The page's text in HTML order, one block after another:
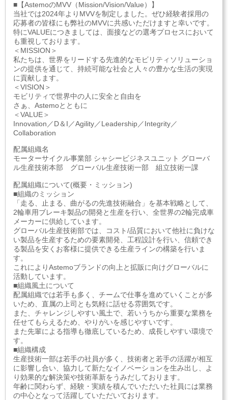
■【AstemoのMVV（Mission/Vision/Value）】
当社では2024年よりMVVを制定しました。ぜひ経験者採用の
応募者の皆様にも弊社のMVVに共感いただけますと幸いです。
特にVALUEにつきましては、面接などの選考プロセスにおいて
も重視しております。
＜MISSION＞
私たちは、世界をリードする先進的なモビリティソリューショ
ンの提供を通じて、持続可能な社会と人々の豊かな生活の実現
に貢献します。
＜VISION＞
モビリティで世界中の人に安全と自由を
さぁ、Astemoとともに
＜VALUE＞
Innovation／D＆I／Agility／Leadership／Integrity／
Collaboration
配属組織名
モーターサイクル事業部 シャシービジネスユニット グローバ
ル生産技術本部 グローバル生産技術一部 組立技術一課
配属組織について(概要・ミッション)
■組織のミッション
「走る、止まる、曲がるの先進技術融合」を基本戦略として、
2輪車用ブレーキ製品の開発と生産を行い、全世界の2輪完成車
メーカーに供給しています。
グローバル生産技術部では、コスト/品質において他社に負けな
い製品を生産するための要素開発、工程設計を行い、信頼でき
る製品を安くお客様に提供できる生産ラインの構築を行いま
す。
これによりAstemoブランドの向上と拡販に向けグローバルに
活動しています。
■組織風土について
配属組織では若手も多く、チームで仕事を進めていくことが多
いため、直属の上司とも気軽に話せる雰囲気です。
また、チャレンジしやすい風土で、若いうちから重要な業務を
任せてもらえるため、やりがいを感じやすいです。
また先輩による指導も徹底しているため、成長しやすい環境で
す。
■組織構成
生産技術一部は若手の社員が多く、技術者と若手の活躍が相互
に影響し合い、協力して新たなイノベーションを生み出し、よ
り効果的な解決策や技術革新をうみだしております。
年齢に関わらず、経験・実績を積んでいただいた社員には業務
の中心となって活躍していただいております。